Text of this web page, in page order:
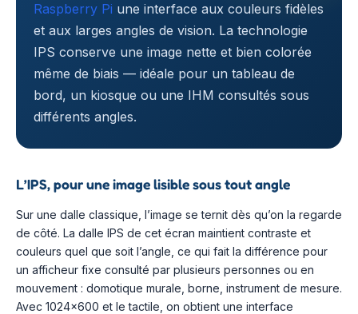
Raspberry Pi une interface aux couleurs fidèles
et aux larges angles de vision. La technologie
IPS conserve une image nette et bien colorée
même de biais — idéale pour un tableau de
bord, un kiosque ou une IHM consultés sous
différents angles.
L’IPS, pour une image lisible sous tout angle
Sur une dalle classique, l’image se ternit dès qu’on la regarde
de côté. La dalle IPS de cet écran maintient contraste et
couleurs quel que soit l’angle, ce qui fait la différence pour
un afficheur fixe consulté par plusieurs personnes ou en
mouvement : domotique murale, borne, instrument de mesure.
Avec 1024×600 et le tactile, on obtient une interface